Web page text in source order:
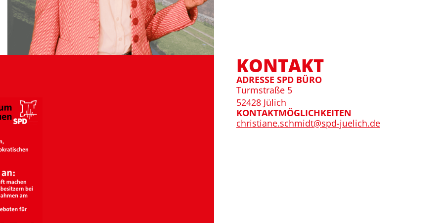
KONTAKT
ADRESSE SPD BÜRO
Turmstraße 5
52428 Jülich
KONTAKTMÖGLICHKEITEN
christiane.schmidt@spd-juelich.de